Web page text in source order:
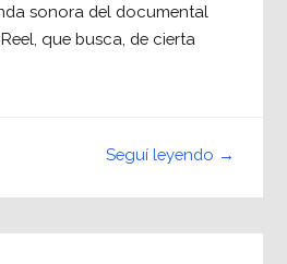
sonora del documental
que busca, de cierta
Seguí leyendo →